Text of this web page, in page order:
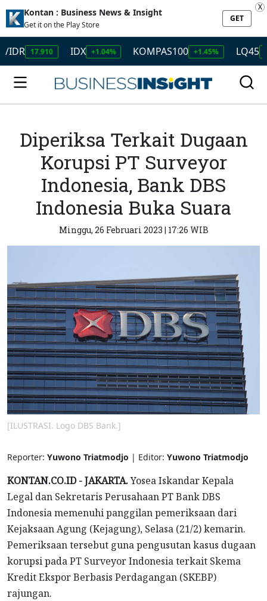
Kontan : Business News & Insight
Get it on the Play Store
GET
X
17.910 IDX +1.04% KOMPAS100 +1.45% LQ45 +1.50%
Diperiksa Terkait Dugaan
Korupsi PT Surveyor
Indonesia, Bank DBS
Indonesia Buka Suara
Minggu, 26 Februari 2023 | 17:26 WIB
[ILUSTRASI. Logo DBS Bank.]
Reporter: Yuwono Triatmodjo | Editor: Yuwono Triatmodjo
KONTAN.CO.ID - JAKARTA.Yosea Iskandar Kepala
Legal dan Sekretaris Perusahaan PT Bank DBS
Indonesia memenuhi panggilan pemeriksaan dari
Kejaksaan Agung (Kejagung), Selasa (21/2) kemarin.
Pemeriksaan tersebut guna pengusutan kasus dugaan
korupsi pada PT Surveyor Indonesia terkait Skema
Kredit Ekspor Berbasis Perdagangan (SKEBP)
rajungan.